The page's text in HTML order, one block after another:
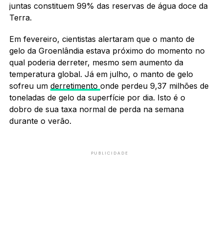
juntas constituem 99% das reservas de água doce da
Terra.
Em fevereiro, cientistas alertaram que o manto de
gelo da Groenlândia estava próximo do momento no
qual poderia derreter, mesmo sem aumento da
temperatura global. Já em julho, o manto de gelo
sofreu um derretimento onde perdeu 9,37 milhões de
toneladas de gelo da superfície por dia. Isto é o
dobro de sua taxa normal de perda na semana
durante o verão.
PUBLICIDADE